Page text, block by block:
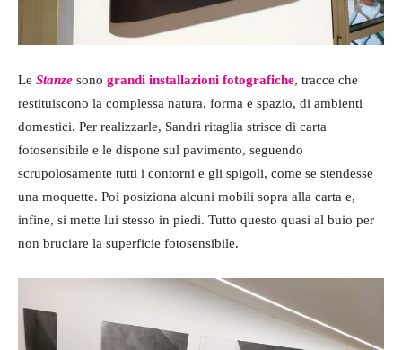
Le Stanze sono grandi installazioni fotografiche, tracce che
restituiscono la complessa natura, forma e spazio, di ambienti
domestici. Per realizzarle, Sandri ritaglia strisce di carta
fotosensibile e le dispone sul pavimento, seguendo
scrupolosamente tutti i contorni e gli spigoli, come se stendesse
una moquette. Poi posiziona alcuni mobili sopra alla carta e,
infine, si mette lui stesso in piedi. Tutto questo quasi al buio per
non bruciare la superficie fotosensibile.